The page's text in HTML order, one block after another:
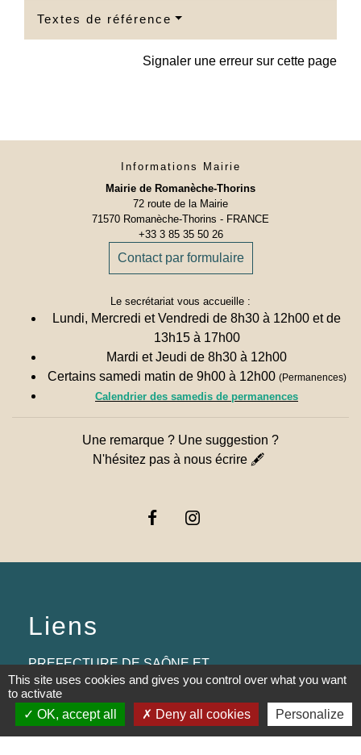
Textes de référence
Signaler une erreur sur cette page
Informations Mairie
Mairie de Romanèche-Thorins
72 route de la Mairie
71570 Romanèche-Thorins - FRANCE
+33 3 85 35 50 26
Contact par formulaire
Le secrétariat vous accueille :
Lundi, Mercredi et Vendredi de 8h30 à 12h00 et de
13h15 à 17h00
Mardi et Jeudi de 8h30 à 12h00
Certains samedi matin de 9h00 à 12h00 (Permanences)
Calendrier des samedis de permanences
Une remarque ? Une suggestion ?
N'hésitez pas à nous écrire 🖋
Liens
PREFECTURE DE SAÔNE ET
LOIRE
RÉGION BOURGOGNE-
FRANCHE-COMTE
This site uses cookies and gives you control over what you want
to activate
OK, accept all
Deny all cookies Personalize